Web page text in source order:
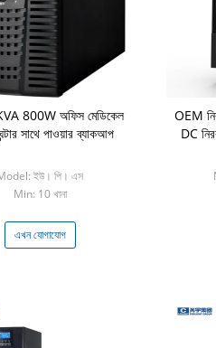
800W অফিস মেডিকেল
সাথে পাওয়ার ব্যাকআপ
ইউ। পি। এস
Min: 10 খানা
এখন যোগাযোগ
OEM
DC